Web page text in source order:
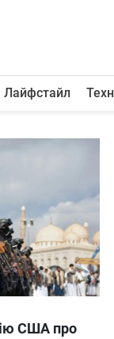
Лайфстайл
США про